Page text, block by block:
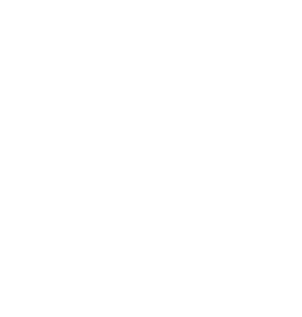
مستهم البأساء والضراء وزلزلوا حتى يقول الرسول